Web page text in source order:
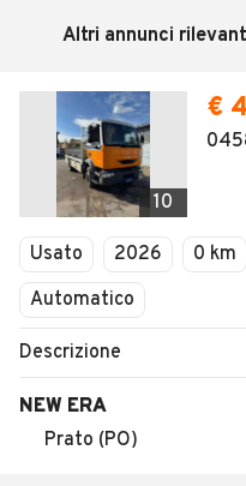
Altri annunci
10
€
Usato 2026 0 km
Automatico
Descrizione
NEW ERA
Prato (PO)